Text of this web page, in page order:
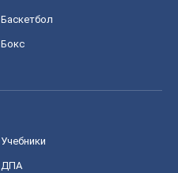
Баскетбол
Бокс
Учебники
ДПА